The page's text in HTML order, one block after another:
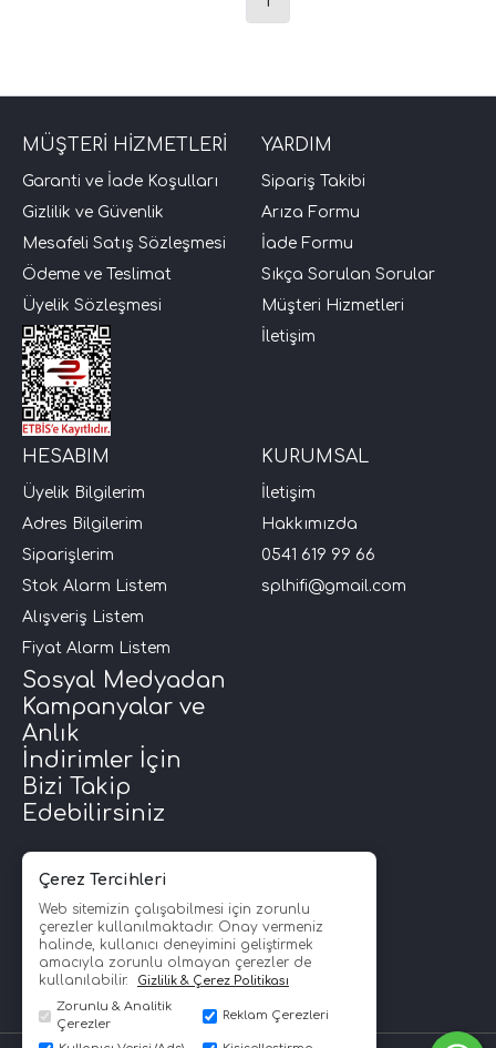
Performans)
MÜŞTERİ HİZMETLERİ
Garanti ve İade Koşulları
Gizlilik ve Güvenlik
Mesafeli Satış Sözleşmesi
Ödeme ve Teslimat
Üyelik Sözleşmesi
YARDIM
Sipariş Takibi
Arıza Formu
İade Formu
Sıkça Sorulan Sorular
Müşteri Hizmetleri
İletişim
HESABIM
Üyelik Bilgilerim
Adres Bilgilerim
Siparişlerim
Stok Alarm Listem
Alışveriş Listem
Fiyat Alarm Listem
KURUMSAL
İletişim
Hakkımızda
0541 619 99 66
splhifi@gmail.com
Sosyal Medyadan
Kampanyalar ve
Anlık
İndirimler İçin
Bizi Takip
Edebilirsiniz
Çerez Tercihleri
Web sitemizin çalışabilmesi için zorunlu
çerezler kullanılmaktadır. Onay vermeniz
halinde, kullanıcı deneyimini geliştirmek
amacıyla zorunlu olmayan çerezler de
kullanılabilir.
Gizlilik & Çerez Politikası
Zorunlu & Analitik
Çerezler
Reklam Çerezleri